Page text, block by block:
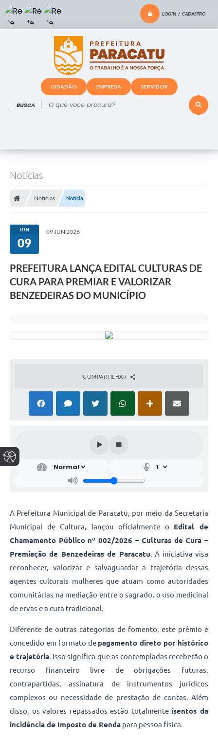
LOGIN / CADASTRO
O que voce procura?
CIDADÃO EMPRESA SERVIDOR
Notícias
Notícias Notícia
JUN
09
09 JUN 2026
PREFEITURA LANÇA EDITAL CULTURAS DE
CURA PARA PREMIAR E VALORIZAR
BENZEDEIRAS DO MUNICÍPIO
COMPARTILHAR
A Prefeitura Municipal de Paracatu, por meio da Secretaria
Municipal de Cultura, lançou oficialmente o Edital de
Chamamento Público nº 002/2026 – Culturas de Cura –
Premiação de Benzedeiras de Paracatu. A iniciativa visa
reconhecer, valorizar e salvaguardar a trajetória dessas
agentes culturais mulheres que atuam como autoridades
comunitárias na mediação entre o sagrado, o uso medicinal
de ervas e a cura tradicional.
Diferente de outras categorias de fomento, este prêmio é
concedido em formato de pagamento direto por histórico
e trajetória. Isso significa que as contempladas receberão o
recurso financeiro livre de obrigações futuras,
contrapartidas, assinatura de instrumentos jurídicos
complexos ou necessidade de prestação de contas. Além
disso, os valores repassados estão totalmenteisentos da
incidência de Imposto de Renda para pessoa física.